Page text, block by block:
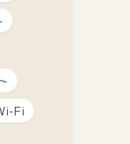
Fi